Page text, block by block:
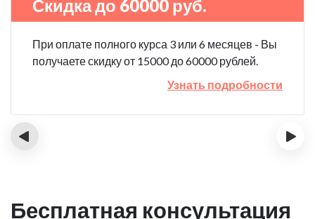
Скидка до 60000 руб.
При оплате полного курса 3 или 6 месяцев - Вы
получаете скидку от 15000 до 60000 рублей.
Узнать подробности
‹ ›
Бесплатная консультация